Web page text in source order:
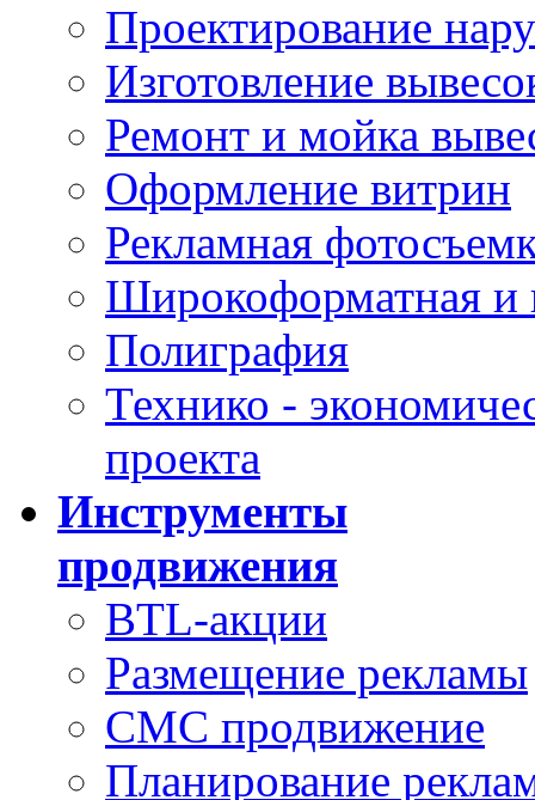
Проектирование
Изготовление
Ремонт и мойка
Оформление витрин
Рекламная
Широкоформатная и
Полиграфия
Технико -
проекта
Инструменты
продвижения
BTL-акции
Размещение рекламы
СМС продвижение
Планирование